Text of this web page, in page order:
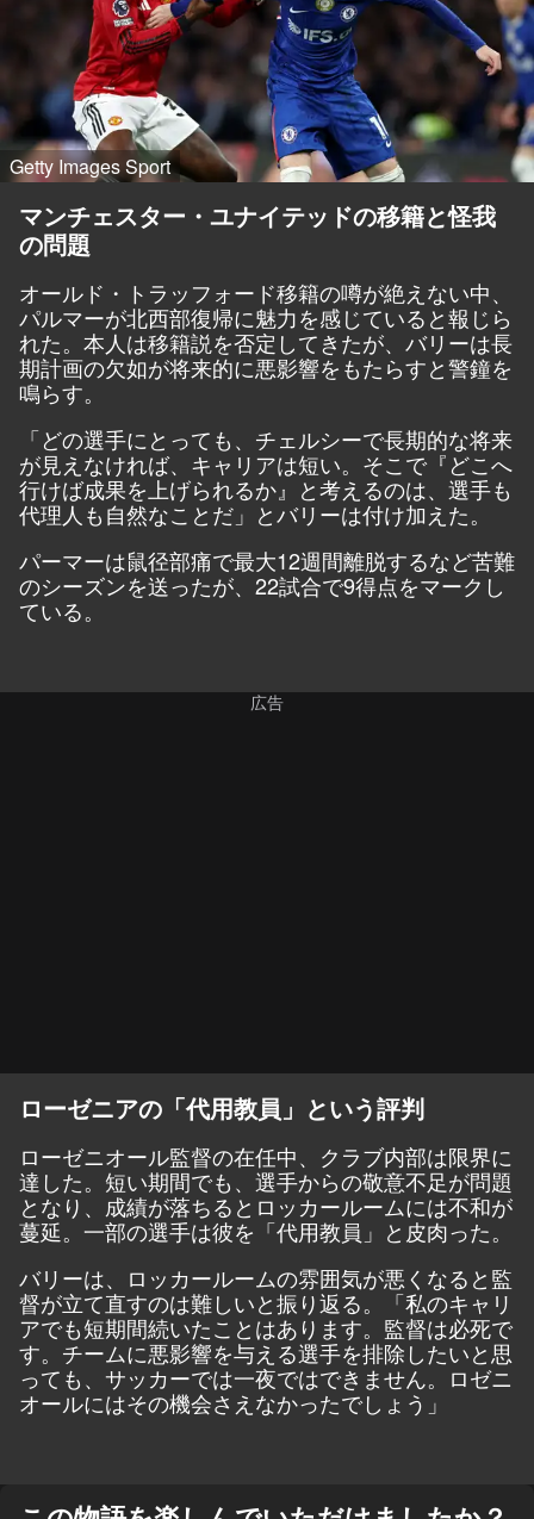
Getty Images Sport
マンチェスター・ユナイテッドの移籍と怪我
の問題
オールド・トラッフォード移籍の噂が絶えない中、
パルマーが北西部復帰に魅力を感じていると報じら
れた。本人は移籍説を否定してきたが、バリーは長
期計画の欠如が将来的に悪影響をもたらすと警鐘を
鳴らす。
「どの選手にとっても、チェルシーで長期的な将来
が見えなければ、キャリアは短い。そこで『どこへ
行けば成果を上げられるか』と考えるのは、選手も
代理人も自然なことだ」とバリーは付け加えた。
パーマーは鼠径部痛で最大12週間離脱するなど苦難
のシーズンを送ったが、22試合で9得点をマークし
ている。
ローゼニアの「代用教員」という評判
ローゼニオール監督の在任中、クラブ内部は限界に
達した。短い期間でも、選手からの敬意不足が問題
となり、成績が落ちるとロッカールームには不和が
蔓延。一部の選手は彼を「代用教員」と皮肉った。
バリーは、ロッカールームの雰囲気が悪くなると監
督が立て直すのは難しいと振り返る。「私のキャリ
アでも短期間続いたことはあります。監督は必死で
す。チームに悪影響を与える選手を排除したいと思
っても、サッカーでは一夜ではできません。ロゼニ
オールにはその機会さえなかったでしょう」